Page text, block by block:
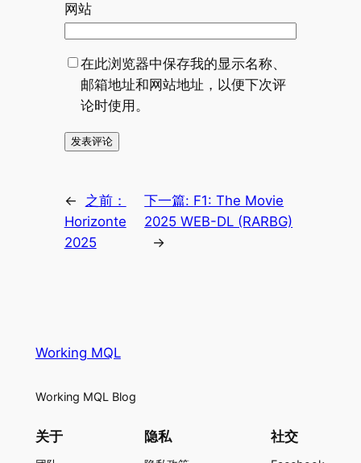
网站
在此浏览器中保存我的显示名称、
邮箱地址和网站地址，以便下次评
论时使用。
←
之前：
Horizonte
2025
下一篇: F1: The Movie
2025 WEB-DL (RARBG)
→
Working MQL
Working MQL Blog
关于 隐私 社交